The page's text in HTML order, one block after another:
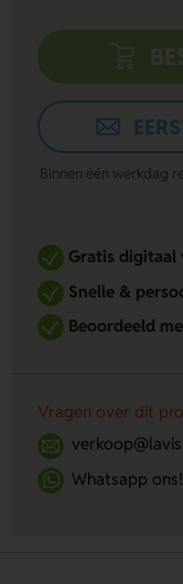
Binnen één werkdag
Gratis digitaal
Snelle &
Beoordeeld
Vragen over dit
Whatsapp ons!